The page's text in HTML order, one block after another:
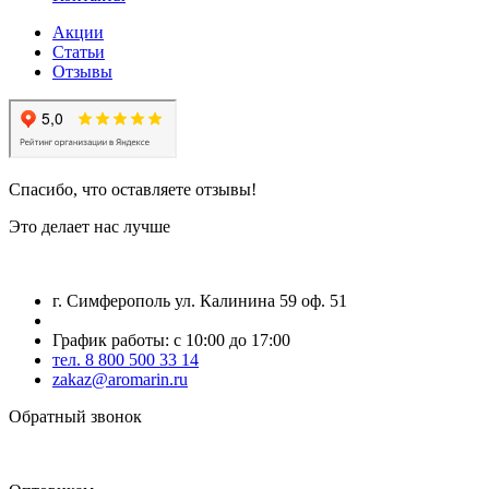
Акции
Статьи
Отзывы
Спасибо, что оставляете отзывы!
Это делает нас лучше
г. Симферополь ул. Калинина 59 оф. 51
График работы: с 10:00 до 17:00
тел. 8 800 500 33 14
zakaz@aromarin.ru
Обратный звонок